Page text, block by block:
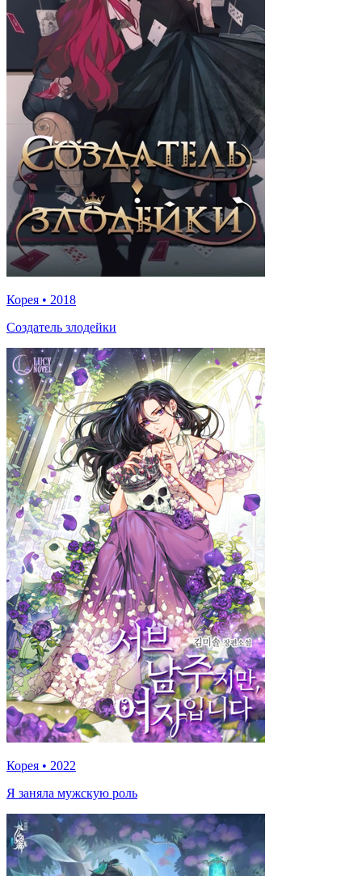
Корея • 2018
Создатель злодейки
Корея • 2022
Я заняла мужскую роль